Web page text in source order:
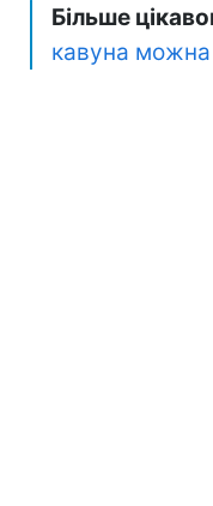
Більше
кавуна можна